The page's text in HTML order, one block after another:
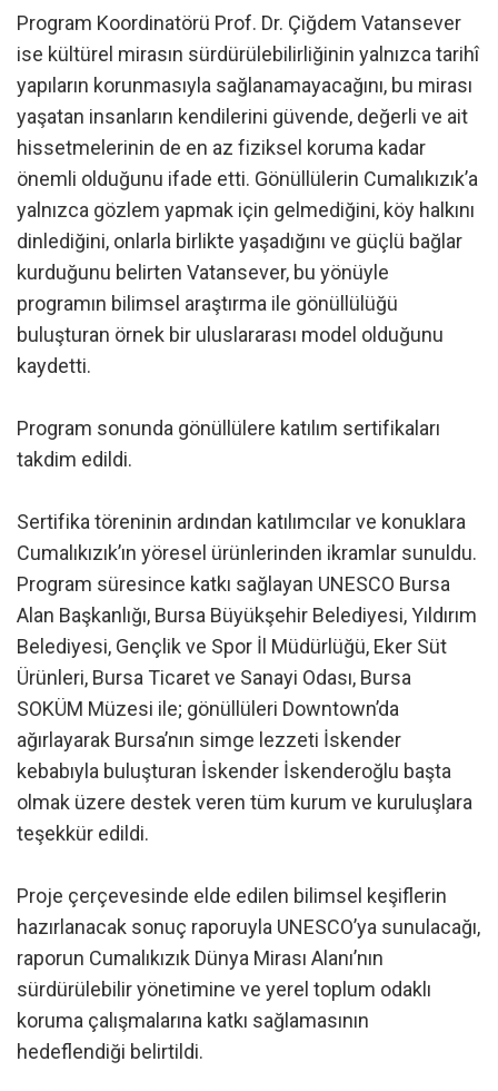
Program Koordinatörü Prof. Dr. Çiğdem Vatansever
ise kültürel mirasın sürdürülebilirliğinin yalnızca tarihî
yapıların korunmasıyla sağlanamayacağını, bu mirası
yaşatan insanların kendilerini güvende, değerli ve ait
hissetmelerinin de en az fiziksel koruma kadar
önemli olduğunu ifade etti. Gönüllülerin Cumalıkızık’a
yalnızca gözlem yapmak için gelmediğini, köy halkını
dinlediğini, onlarla birlikte yaşadığını ve güçlü bağlar
kurduğunu belirten Vatansever, bu yönüyle
programın bilimsel araştırma ile gönüllülüğü
buluşturan örnek bir uluslararası model olduğunu
kaydetti.
Program sonunda gönüllülere katılım sertifikaları
takdim edildi.
Sertifika töreninin ardından katılımcılar ve konuklara
Cumalıkızık’ın yöresel ürünlerinden ikramlar sunuldu.
Program süresince katkı sağlayan UNESCO Bursa
Alan Başkanlığı, Bursa Büyükşehir Belediyesi, Yıldırım
Belediyesi, Gençlik ve Spor İl Müdürlüğü, Eker Süt
Ürünleri, Bursa Ticaret ve Sanayi Odası, Bursa
SOKÜM Müzesi ile; gönüllüleri Downtown’da
ağırlayarak Bursa’nın simge lezzeti İskender
kebabıyla buluşturan İskender İskenderoğlu başta
olmak üzere destek veren tüm kurum ve kuruluşlara
teşekkür edildi.
Proje çerçevesinde elde edilen bilimsel keşiflerin
hazırlanacak sonuç raporuyla UNESCO’ya sunulacağı,
raporun Cumalıkızık Dünya Mirası Alanı’nın
sürdürülebilir yönetimine ve yerel toplum odaklı
koruma çalışmalarına katkı sağlamasının
hedeflendiği belirtildi.